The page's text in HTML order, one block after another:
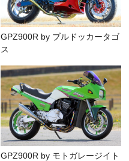
GPZ900R by ブルドッカータゴ
ス
GPZ900R by モトガレージイト